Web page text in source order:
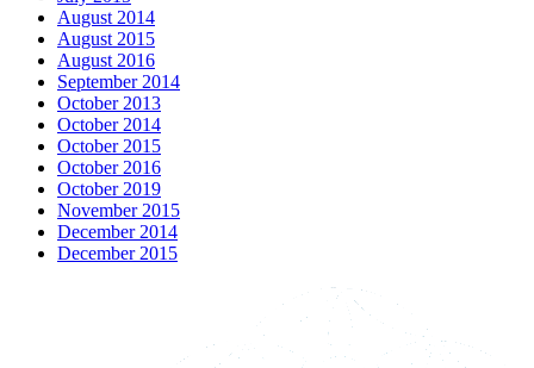
August 2014
August 2015
August 2016
September 2014
October 2013
October 2014
October 2015
October 2016
October 2019
November 2015
December 2014
December 2015